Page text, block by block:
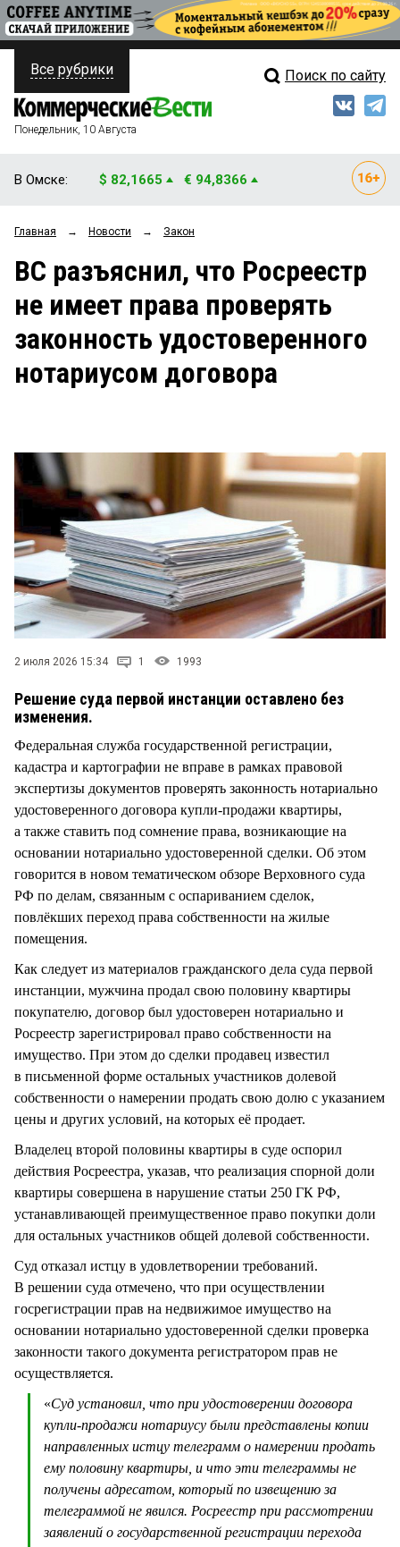
ПОЛИТИКА
ФИНАНСЫ
ОБЩЕСТВО
ЗАКОН
НОВОСТИ КОМПАНИЙ
Свежий выпуск
Рейтинги
Блоги
Архив
Все рубрики Поиск по сайту
Понедельник, 10 Августа
В Омске: $ 82,1665 € 94,8366
Главная → Новости → Закон
ВС разъяснил, что Росреестр
не имеет права проверять
законность удостоверенного
нотариусом договора
2 июля 2026 15:34 1 1993
Решение суда первой инстанции оставлено без
изменения.
Федеральная служба государственной регистрации,
кадастра и картографии не вправе в рамках правовой
экспертизы документов проверять законность нотариально
удостоверенного договора купли-продажи квартиры,
а также ставить под сомнение права, возникающие на
основании нотариально удостоверенной сделки. Об этом
говорится в новом тематическом обзоре Верховного суда
РФ по делам, связанным с оспариванием сделок,
повлёкших переход права собственности на жилые
помещения.
Как следует из материалов гражданского дела суда первой
инстанции, мужчина продал свою половину квартиры
покупателю, договор был удостоверен нотариально и
Росреестр зарегистрировал право собственности на
имущество. При этом до сделки продавец известил
в письменной форме остальных участников долевой
собственности о намерении продать свою долю с указанием
цены и других условий, на которых её продает.
Владелец второй половины квартиры в суде оспорил
действия Росреестра, указав, что реализация спорной доли
квартиры совершена в нарушение статьи 250 ГК РФ,
устанавливающей преимущественное право покупки доли
для остальных участников общей долевой собственности.
Суд отказал истцу в удовлетворении требований.
В решении суда отмечено, что при осуществлении
госрегистрации прав на недвижимое имущество на
основании нотариально удостоверенной сделки проверка
законности такого документа регистратором прав не
осуществляется.
«Суд установил, что при удостоверении договора
купли-продажи нотариусу были представлены копии
направленных истцу телеграмм о намерении продать
ему половину квартиры, и что эти телеграммы не
получены адресатом, который по извещению за
телеграммой не явился. Росреестр при рассмотрении
заявлений о государственной регистрации перехода